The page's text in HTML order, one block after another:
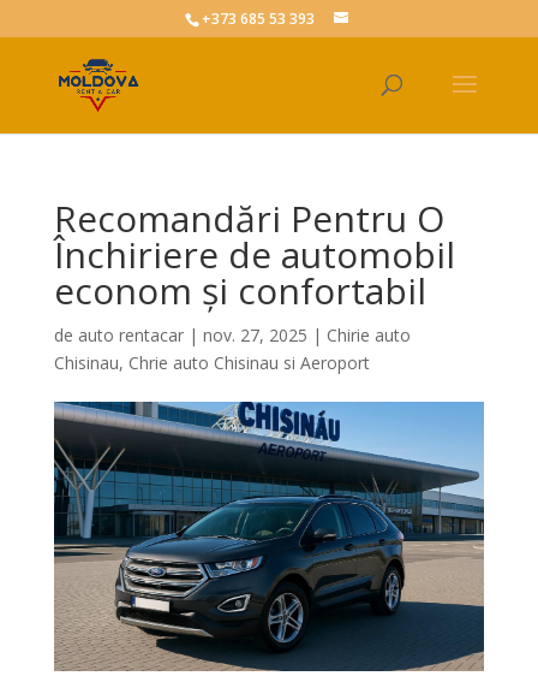
+373 685 53 393
Recomandări Pentru O
Închiriere de automobil
econom și confortabil
de auto rentacar| nov. 27, 2025 | Chirie auto
Chisinau, Chrie auto Chisinau si Aeroport